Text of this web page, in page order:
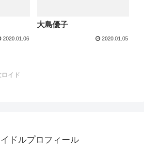
2020.01.06
大島優子
2020.01.05
イド
ドルプロフィール